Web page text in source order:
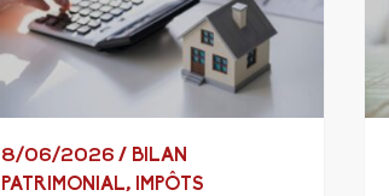
8/06/2026 / BILAN
PATRIMONIAL, IMPÔTS